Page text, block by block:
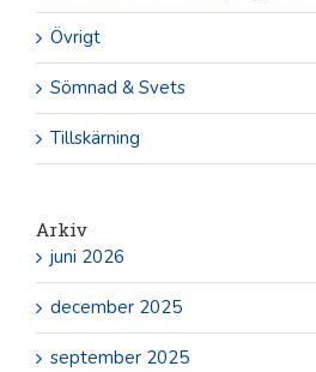
Övrigt
Sömnad & Svets
Tillskärning
Arkiv
juni 2026
december 2025
september 2025